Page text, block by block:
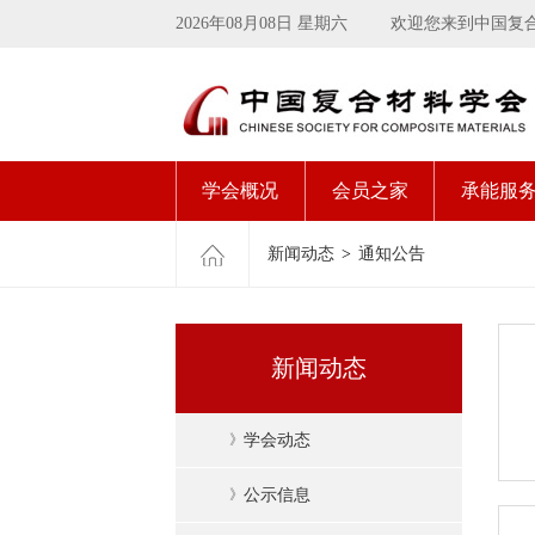
2026年08月08日 星期六 欢迎您来到中国复
学会概况 会员之家 承能服
新闻动态 > 通知公告
新闻动态
》 学会动态
》 公示信息